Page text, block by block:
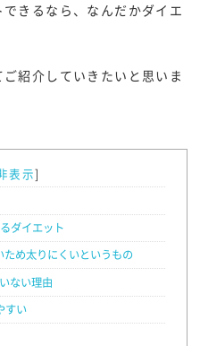
きるなら、なんだかダイエ
紹介していきたいと思いま
表示]
ダイエット
め太りにくいというもの
ない理由
すい